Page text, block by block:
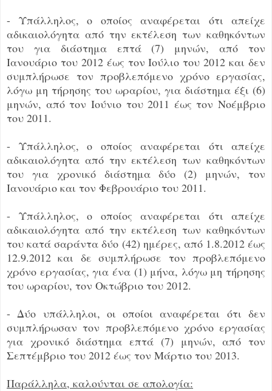
- Υπάλληλος, ο οποίος αναφέρεται ότι απείχε
αδικαιολόγητα από την εκτέλεση των καθηκόντων
του για διάστημα επτά (7) μηνών, από τον
Ιανουάριο του 2012 έως τον Ιούλιο του 2012 και δεν
συμπλήρωσε τον προβλεπόμενο χρόνο εργασίας,
λόγω μη τήρησης του ωραρίου, για διάστημα έξι (6)
μηνών, από τον Ιούνιο του 2011 έως τον Νοέμβριο
του 2011.
- Υπάλληλος, ο οποίος αναφέρεται ότι απείχε
αδικαιολόγητα από την εκτέλεση των καθηκόντων
του για χρονικό διάστημα δύο (2) μηνών, τον
Ιανουάριο και τον Φεβρουάριο του 2011.
- Υπάλληλος, ο οποίος αναφέρεται ότι απείχε
αδικαιολόγητα από την εκτέλεση των καθηκόντων
του κατά σαράντα δύο (42) ημέρες, από 1.8.2012 έως
12.9.2012 και δε συμπλήρωσε τον προβλεπόμενο
χρόνο εργασίας, για ένα (1) μήνα, λόγω μη τήρησης
του ωραρίου, τον Οκτώβριο του 2012.
- Δύο υπάλληλοι, οι οποίοι αναφέρεται ότι δεν
συμπλήρωσαν τον προβλεπόμενο χρόνο εργασίας
για χρονικό διάστημα επτά (7) μηνών, από τον
Σεπτέμβριο του 2012 έως τον Μάρτιο του 2013.
Παράλληλα, καλούνται σε απολογία: